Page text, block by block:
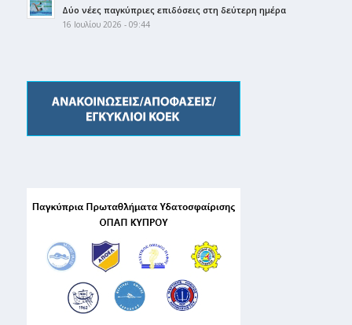
Δύο νέες παγκύπριες επιδόσεις στη δεύτερη ημέρα
16 Ιουλίου 2026 - 09:44